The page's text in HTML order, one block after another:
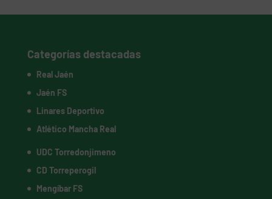
Categorías destacadas
Real Jaén
Jaén FS
Linares Deportivo
Atlético Mancha Real
UDC Torredonjimeno
CD Torreperogil
Mengíbar FS